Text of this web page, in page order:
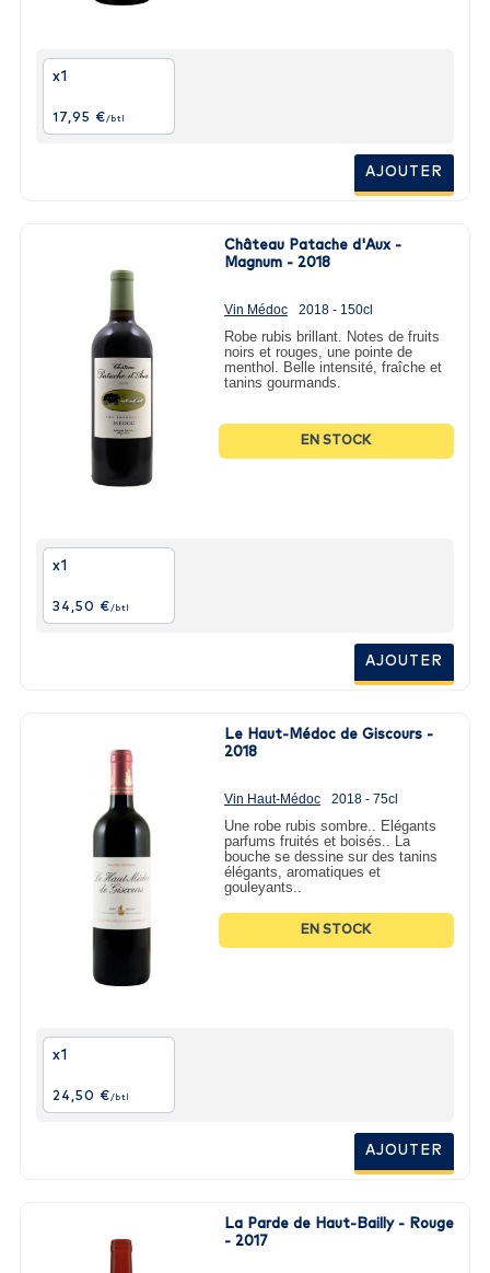
x1
17,95 €/btl
AJOUTER
Château Patache d'Aux -
Magnum - 2018
Vin Médoc 2018 - 150cl
Robe rubis brillant. Notes de fruits
noirs et rouges, une pointe de
menthol. Belle intensité, fraîche et
tanins gourmands.
EN STOCK
x1
34,50 €/btl
AJOUTER
Le Haut-Médoc de Giscours -
2018
Vin Haut-Médoc 2018 - 75cl
Une robe rubis sombre.. Elégants
parfums fruités et boisés.. La
bouche se dessine sur des tanins
élégants, aromatiques et
gouleyants..
EN STOCK
x1
24,50 € /btl
AJOUTER
La Parde de Haut-Bailly - Rouge
- 2017